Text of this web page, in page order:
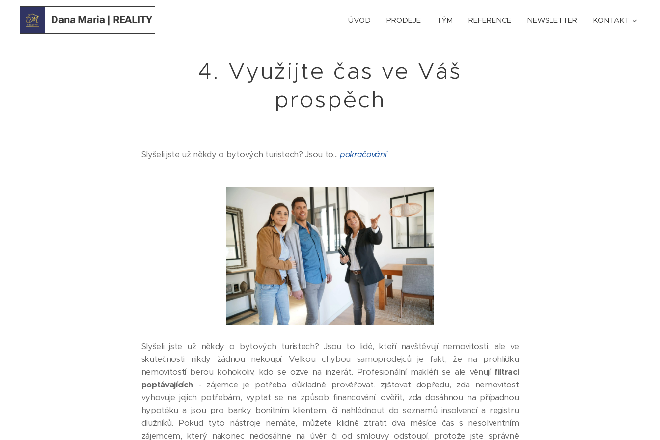
Dana Maria | REALITY ÚVOD PRODEJE TÝM REFERENCE NEWSLETTER KONTAKT
4. Využijte čas ve Váš
prospěch
Slyšeli jste už někdy o bytových turistech? Jsou to... pokračování
Slyšeli jste už někdy o bytových turistech? Jsou to lidé, kteří navštěvují nemovitosti, ale ve
skutečnosti nikdy žádnou nekoupí. Velkou chybou samoprodejců je fakt, že na prohlídku
nemovitostí berou kohokoliv, kdo se ozve na inzerát. Profesionální makléři se ale věnují filtraci
poptávajících - zájemce je potřeba důkladně prověřovat, zjišťovat dopředu, zda nemovitost
vyhovuje jejich potřebám, vyptat se na způsob financování, ověřit, zda dosáhnou na případnou
hypotéku a jsou pro banky bonitním klientem, či nahlédnout do seznamů insolvencí a registru
dlužníků. Pokud tyto nástroje nemáte, můžete klidně ztratit dva měsíce čas s nesolventním
zájemcem, který nakonec nedosáhne na úvěr či od smlouvy odstoupí, protože jste správně